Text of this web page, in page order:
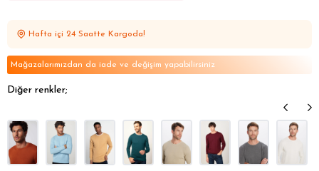
Trikolarda Öne Çıkanlar
Hafta içi 24 Saatte Kargoda!
Mağazalarımızdan da iade ve değişim yapabilirsiniz
Diğer renkler;